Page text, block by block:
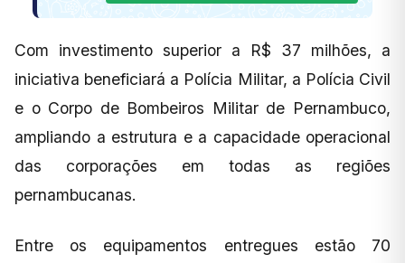
Com investimento superior a R$ 37 milhões, a
iniciativa beneficiará a Polícia Militar, a Polícia Civil
e o Corpo de Bombeiros Militar de Pernambuco,
ampliando a estrutura e a capacidade operacional
das corporações em todas as regiões
pernambucanas.
Entre os equipamentos entregues estão 70